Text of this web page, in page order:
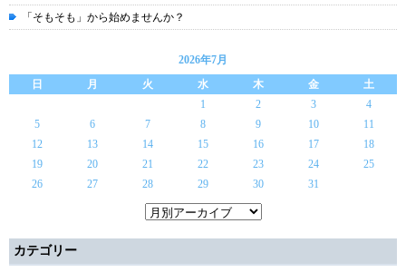
「そもそも」から始めませんか？
2026年7月
日
月 火 水 木 金
土
1
2 3
4
5
6 7 8 9 10
11
12
13 14 15 16 17
18
19
20 21 22 23 24
25
26
27 28 29 30 31
カテゴリー